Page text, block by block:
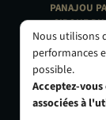
PANAJOU
CIRQUE
9, bd des Filles-
75003
01 40 29 91
Nous utilisons
performances
possible.
Acceptez-
associées à